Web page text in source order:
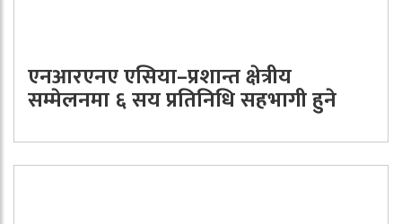
एनआरएनए एसिया–प्रशान्त क्षेत्रीय
सम्मेलनमा ६ सय प्रतिनिधि सहभागी हुने